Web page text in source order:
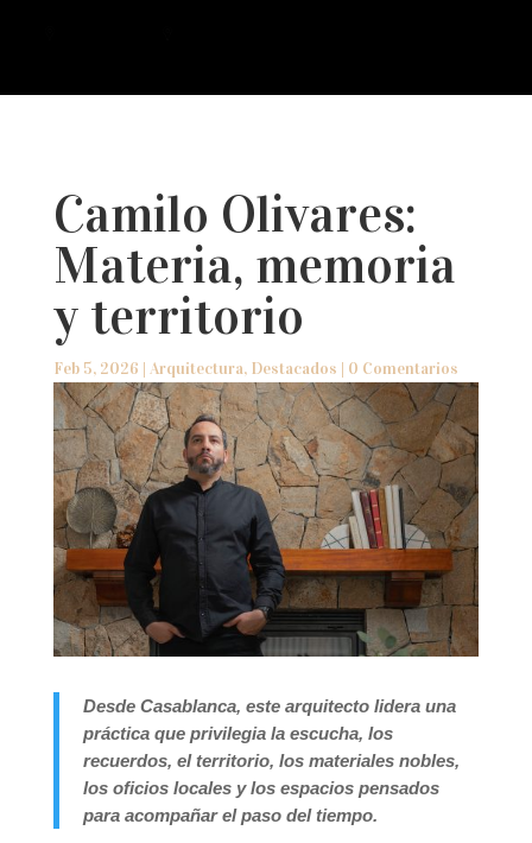
Camilo Olivares:
Materia, memoria
y territorio
Feb 5, 2026 | Arquitectura, Destacados | 0 Comentarios
Desde Casablanca, este arquitecto lidera una
práctica que privilegia la escucha, los
recuerdos, el territorio, los materiales nobles,
los oficios locales y los espacios pensados
para acompañar el paso del tiempo.